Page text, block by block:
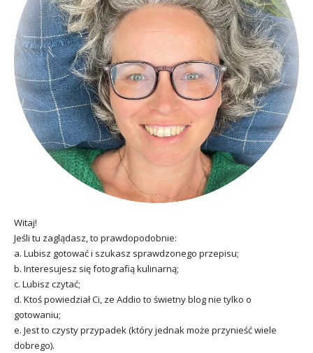
Witaj!
Jeśli tu zaglądasz, to prawdopodobnie:
a. Lubisz gotować i szukasz sprawdzonego przepisu;
b. Interesujesz się fotografią kulinarną;
c. Lubisz czytać;
d. Ktoś powiedział Ci, ze Addio to świetny blog nie tylko o
gotowaniu;
e. Jest to czysty przypadek (który jednak może przynieść wiele
dobrego).